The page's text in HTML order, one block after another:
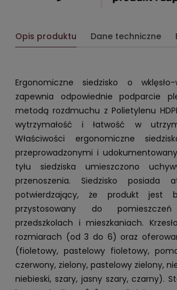
Opis produktu Dane techniczne
Ergonomiczne siedzisko o
zapewnia odpowiednie podparcie
metodą rozdmuchu z Polietylenu
wytrzymałość i łatwość w
Właściwości ergonomiczne
przeprowadzonymi i
tyłu siedziska umieszczono
przenoszenia. Siedzisko posiada
potwierdzający, że produkt jest
przystosowany do
przedszkolach i mieszkaniach.
rozmiarach (od 3 do 6) oraz
(fioletowy, pastelowy fioletowy,
czerwony, zielony, pastelowy zielony,
niebieski, szary, jasny szary, czarny).